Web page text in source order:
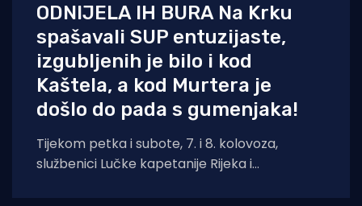
ODNIJELA IH BURA Na Krku
spašavali SUP entuzijaste,
izgubljenih je bilo i kod
Kaštela, a kod Murtera je
došlo do pada s gumenjaka!
Tijekom petka i subote, 7. i 8. kolovoza,
službenici Lučke kapetanije Rijeka i